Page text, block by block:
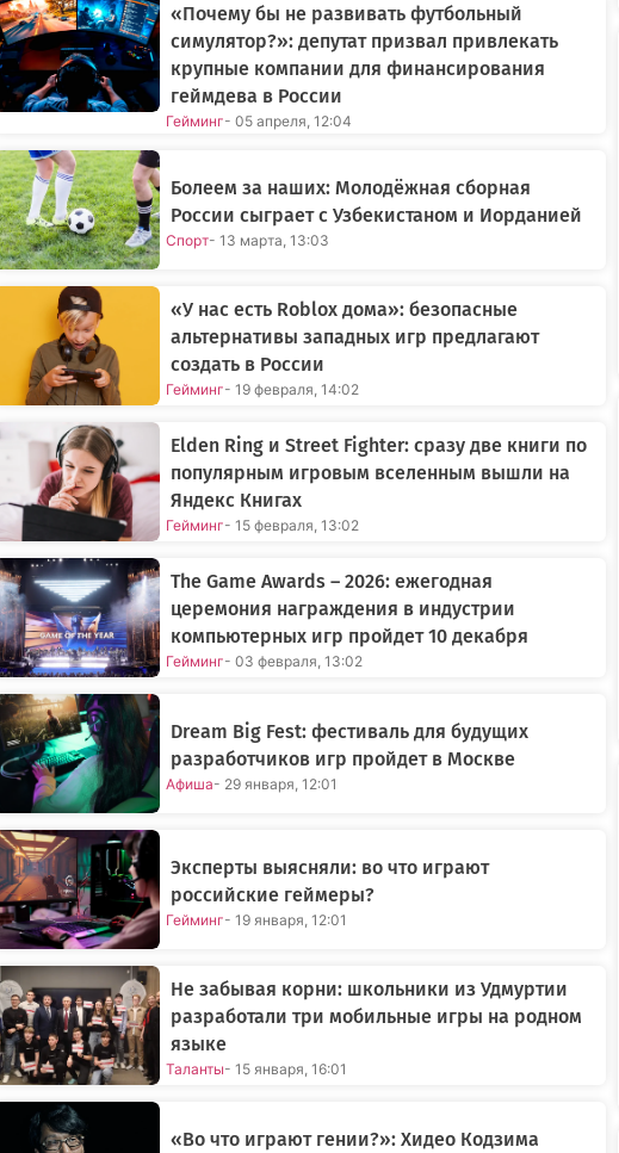
«Почему бы не развивать футбольный
симулятор?»: депутат призвал привлекать
крупные компании для финансирования
геймдева в России
Гейминг- 05 апреля, 12:04
Болеем за наших: Молодёжная сборная
России сыграет с Узбекистаном и Иорданией
Спорт- 13 марта, 13:03
«У нас есть Roblox дома»: безопасные
альтернативы западных игр предлагают
создать в России
Гейминг- 19 февраля, 14:02
Elden Ring и Street Fighter: сразу две книги по
популярным игровым вселенным вышли на
Яндекс Книгах
Гейминг- 15 февраля, 13:02
The Game Awards – 2026: ежегодная
церемония награждения в индустрии
компьютерных игр пройдет 10 декабря
Гейминг- 03 февраля, 13:02
Dream Big Fest: фестиваль для будущих
разработчиков игр пройдет в Москве
Афиша- 29 января, 12:01
Эксперты выясняли: во что играют
российские геймеры?
Гейминг- 19 января, 12:01
Не забывая корни: школьники из Удмуртии
разработали три мобильные игры на родном
языке
Таланты- 15 января, 16:01
«Во что играют гении?»: Хидео Кодзима